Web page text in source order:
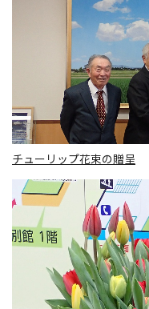
チューリップ花束の贈呈